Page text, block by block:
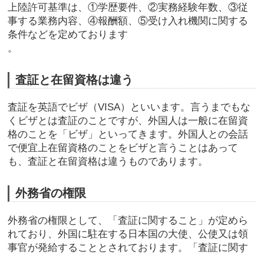
上陸許可基準は、①学歴要件、②実務経験年数、③従
事する業務内容、④報酬額、⑤受け入れ機関に関する
条件などを定めております
。
査証と在留資格は違う
査証を英語でビザ（VISA）といいます。言うまでもな
くビザとは査証のことですが、外国人は一般に在留資
格のことを「ビザ」といってきます。外国人との会話
で便宜上在留資格のことをビザと言うことはあって
も、査証と在留資格は違うものであります。
外務省の権限
外務省の権限として、「査証に関すること」が定めら
れており、外国に駐在する日本国の大使、公使又は領
事官が発給することとされております。「査証に関す